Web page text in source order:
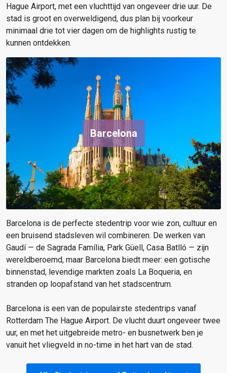
Hague Airport, met een vluchttijd van ongeveer drie uur. De
stad is groot en overweldigend, dus plan bij voorkeur
minimaal drie tot vier dagen om de highlights rustig te
kunnen ontdekken.
Barcelona
Barcelona is de perfecte stedentrip voor wie zon, cultuur en
een bruisend stadsleven wil combineren. De werken van
Gaudí — de Sagrada Família, Park Güell, Casa Batlló — zijn
wereldberoemd, maar Barcelona biedt meer: een gotische
binnenstad, levendige markten zoals La Boqueria, en
stranden op loopafstand van het stadscentrum.
Barcelona is een van de populairste stedentrips vanaf
Rotterdam The Hague Airport. De vlucht duurt ongeveer twee
uur, en met het uitgebreide metro- en busnetwerk ben je
vanuit het vliegveld in no-time in het hart van de stad.